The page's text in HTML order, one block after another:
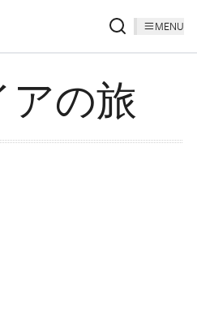
MENU
の旅